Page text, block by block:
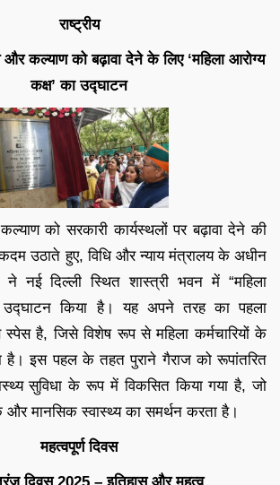
राष्ट्रीय
कल्याण को बढ़ावा देने के लिए ‘महिला आरोग्य
कक्ष’ का उद्घाटन
को सरकारी कार्यस्थलों पर बढ़ावा देने की
उठाते हुए, विधि और न्याय मंत्रालय के अधीन
ने नई दिल्ली स्थित शास्त्री भवन में “महिला
उद्घाटन किया है। यह अपने तरह का पहला
है, जिसे विशेष रूप से महिला कर्मचारियों के
है। इस पहल के तहत पुराने गैराज को रूपांतरित
सुविधा के रूप में विकसित किया गया है, जो
और मानसिक स्वास्थ्य का समर्थन करता है।
महत्वपूर्ण दिवस